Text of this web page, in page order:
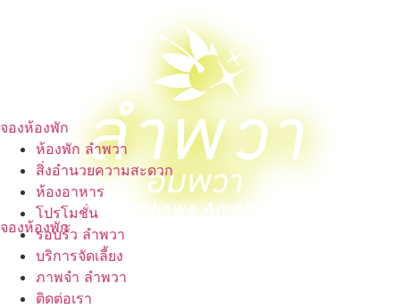
จองห้องพัก
จองห้องพัก
ห้องพัก ลำพวา
สิ่งอำนวยความสะดวก
ห้องอาหาร
โปรโมชั่น
รอบรั้ว ลำพวา
บริการจัดเลี้ยง
ภาพจำ ลำพวา
ติดต่อเรา